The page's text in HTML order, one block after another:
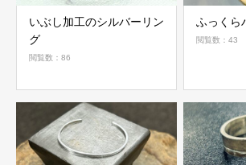
いぶし加工のシルバーリン
グ
閲覧数：86
ふっくら
閲覧数：43